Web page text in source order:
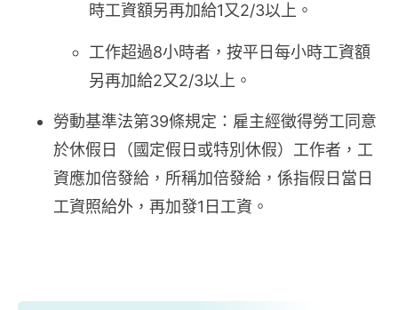
時工資額另再加給1又2/3以上。
工作超過8小時者，按平日每小時工資額
另再加給2又2/3以上。
勞動基準法第39條規定：雇主經徵得勞工同意
於休假日（國定假日或特別休假）工作者，工
資應加倍發給，所稱加倍發給，係指假日當日
工資照給外，再加發1日工資。